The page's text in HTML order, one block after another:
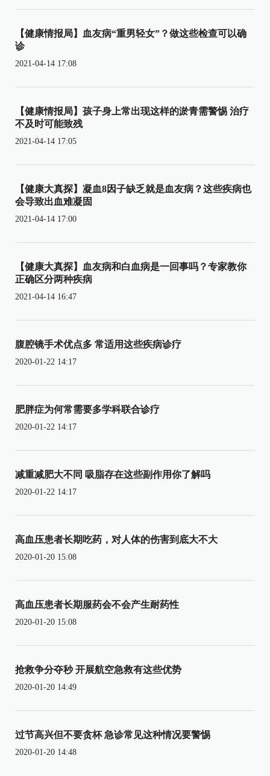
【健康情报局】血友病“重男轻女”？做这些检查可以确
诊
2021-04-14 17:08
【健康情报局】孩子身上常出现这样的淤青需警惕 治疗
不及时可能致残
2021-04-14 17:05
【健康大真探】凝血8因子缺乏就是血友病？这些疾病也
会导致出血难凝固
2021-04-14 17:00
【健康大真探】血友病和白血病是一回事吗？专家教你
正确区分两种疾病
2021-04-14 16:47
腹腔镜手术优点多 常适用这些疾病诊疗
2020-01-22 14:17
肥胖症为何常需要多学科联合诊疗
2020-01-22 14:17
减重减肥大不同 吸脂存在这些副作用你了解吗
2020-01-22 14:17
高血压患者长期吃药，对人体的伤害到底大不大
2020-01-20 15:08
高血压患者长期服药会不会产生耐药性
2020-01-20 15:08
抢救争分夺秒 开展航空急救有这些优势
2020-01-20 14:49
过节高兴但不要贪杯 急诊常见这种情况要警惕
2020-01-20 14:48